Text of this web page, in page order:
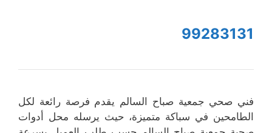
99283131
فني صحي جمعية صباح السالم يقدم فرصة رائعة لكل
الطامحين في سباكة متميزة، حيث يرسله محل أدوات